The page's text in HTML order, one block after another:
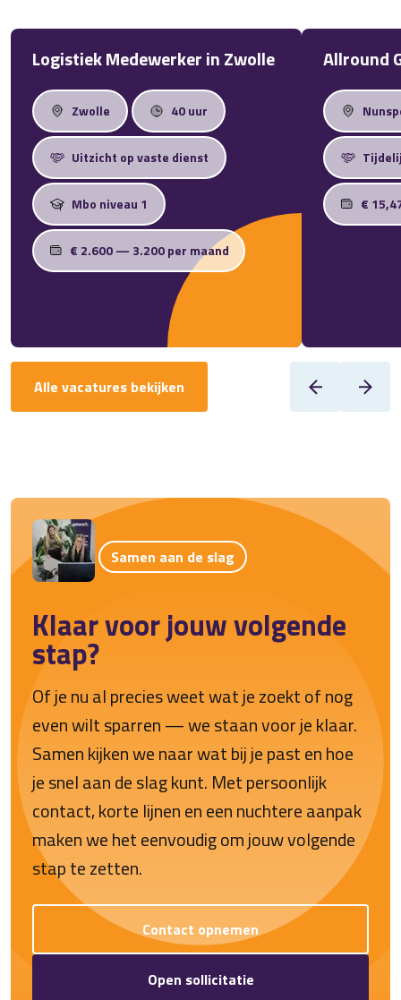
Logistiek Medewerker in Zwolle
Zwolle 40 uur
Uitzicht op vaste dienst
Mbo niveau 1
€ 2.600 — 3.200 per maand
Allround
€
Alle vacatures bekijken
Samen aan de slag
Klaar voor jouw volgende
stap?
Of je nu al precies weet wat je zoekt of nog
even wilt sparren — we staan voor je klaar.
Samen kijken we naar wat bij je past en hoe
je snel aan de slag kunt. Met persoonlijk
contact, korte lijnen en een nuchtere aanpak
maken we het eenvoudig om jouw volgende
stap te zetten.
Contact opnemen
Open sollicitatie